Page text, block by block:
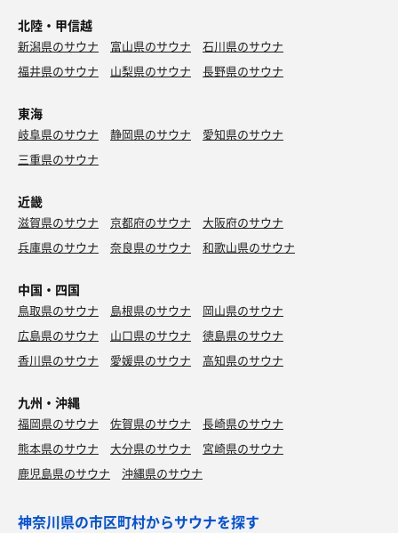
北陸・甲信越
新潟県のサウナ 富山県のサウナ
石川県のサウナ
福井県のサウナ
山梨県のサウナ 長野県のサウナ
東海
岐阜県のサウナ 静岡県のサウナ
愛知県のサウナ
三重県のサウナ
近畿
滋賀県のサウナ 京都府のサウナ
大阪府のサウナ
兵庫県のサウナ
奈良県のサウナ 和歌山県のサウナ
中国・四国
鳥取県のサウナ 島根県のサウナ
岡山県のサウナ
広島県のサウナ
山口県のサウナ
徳島県のサウナ
香川県のサウナ
愛媛県のサウナ 高知県のサウナ
九州・沖縄
福岡県のサウナ 佐賀県のサウナ
長崎県のサウナ
熊本県のサウナ
大分県のサウナ
宮崎県のサウナ
鹿児島県のサウナ
沖縄県のサウナ
神奈川県の市区町村からサウナを探す